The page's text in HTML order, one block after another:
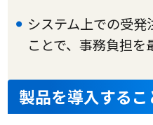
システム上での受
ことで、事務負担を
製品を導入する